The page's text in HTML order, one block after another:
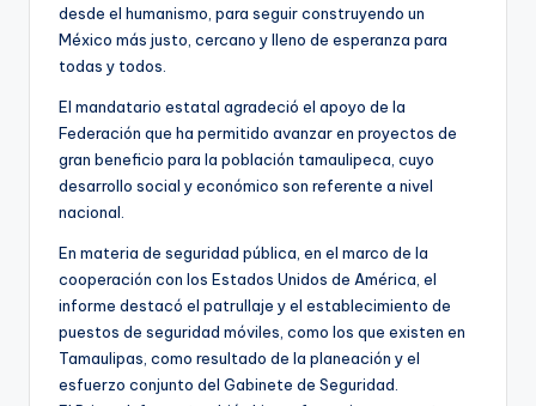
desde el humanismo, para seguir construyendo un
México más justo, cercano y lleno de esperanza para
todas y todos.
El mandatario estatal agradeció el apoyo de la
Federación que ha permitido avanzar en proyectos de
gran beneficio para la población tamaulipeca, cuyo
desarrollo social y económico son referente a nivel
nacional.
En materia de seguridad pública, en el marco de la
cooperación con los Estados Unidos de América, el
informe destacó el patrullaje y el establecimiento de
puestos de seguridad móviles, como los que existen en
Tamaulipas, como resultado de la planeación y el
esfuerzo conjunto del Gabinete de Seguridad.